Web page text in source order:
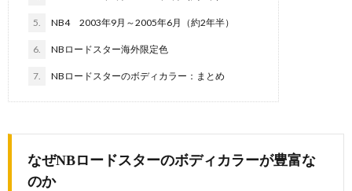
5. NB4 2003年9月～2005年6月（約2年半）
6. NBロードスター海外限定色
7. NBロードスターのボディカラー：まとめ
なぜNBロードスターのボディカラーが豊富な
のか